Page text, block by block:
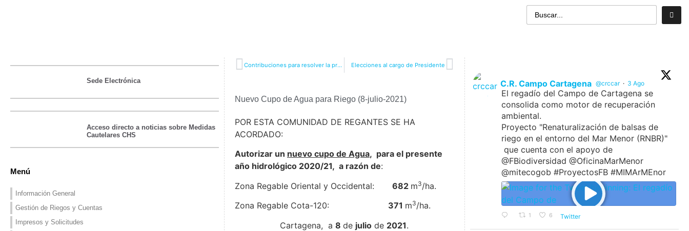
Sede Electrónica
Acceso directo a noticias sobre Medidas
Cautelares CHS
Menú
Información General
Gestión de Riegos y Cuentas
Impresos y Solicitudes
Contribuciones para resolver la problemática medioambiental del Mar Menor Elecciones al cargo de Presidente
Nuevo Cupo de Agua para Riego (8-julio-2021)
POR ESTA COMUNIDAD DE REGANTES SE HA
ACORDADO:
Autorizar un nuevo cupo de Agua, para el presente
año hidrológico 2020/21, a razón de:
Zona Regable Oriental y Occidental:
682 m3/ha.
Zona Regable Cota-120: 371 m3/ha.
Cartagena, a8de julio de 2021.
C.R. Campo Cartagena @crccar · 3 Ago
El regadío del Campo de Cartagena se
consolida como motor de recuperación
ambiental.
Proyecto "Renaturalización de balsas de
riego en el entorno del Mar Menor (RNBR)"
que cuenta con el apoyo de
@FBiodiversidad @OficinaMarMenor
@mitecogob #ProyectosFB #MIMArMEnor
1 6 Twitter